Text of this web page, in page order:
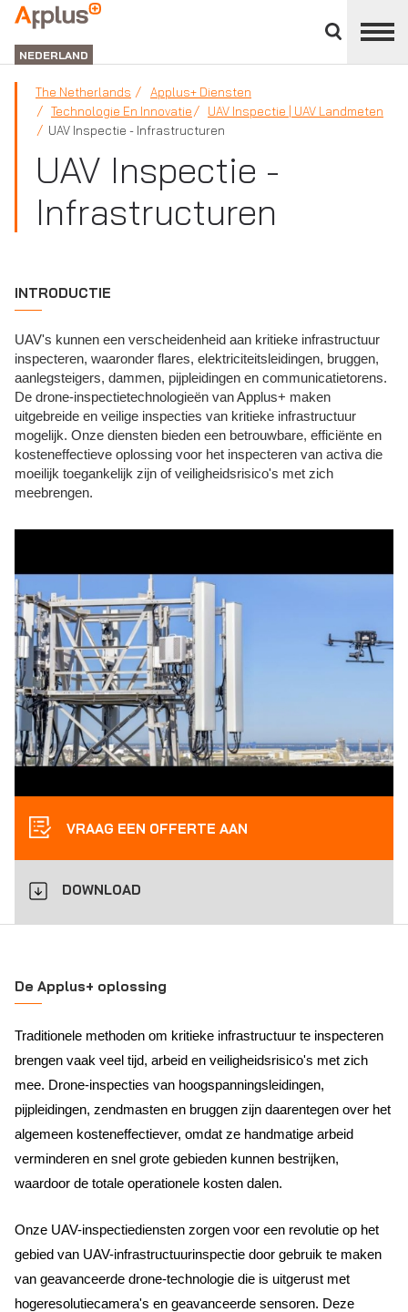
divisions
panel
APPLUS+
NEDERLAND
The Netherlands
Applus+ Diensten
Technologie En Innovatie
UAV Inspectie | UAV Landmeten
UAV Inspectie - Infrastructuren
UAV Inspectie -
Infrastructuren
INTRODUCTIE
UAV's kunnen een verscheidenheid aan kritieke infrastructuur
inspecteren, waaronder flares, elektriciteitsleidingen, bruggen,
aanlegsteigers, dammen, pijpleidingen en communicatietorens.
De drone-inspectietechnologieën van Applus+ maken
uitgebreide en veilige inspecties van kritieke infrastructuur
mogelijk. Onze diensten bieden een betrouwbare, efficiënte en
kosteneffectieve oplossing voor het inspecteren van activa die
moeilijk toegankelijk zijn of veiligheidsrisico's met zich
meebrengen.
VRAAG EEN OFFERTE AAN
DOWNLOAD
De Applus+ oplossing
Traditionele methoden om kritieke infrastructuur te inspecteren
brengen vaak veel tijd, arbeid en veiligheidsrisico's met zich
mee. Drone-inspecties van hoogspanningsleidingen,
pijpleidingen, zendmasten en bruggen zijn daarentegen over het
algemeen kosteneffectiever, omdat ze handmatige arbeid
verminderen en snel grote gebieden kunnen bestrijken,
waardoor de totale operationele kosten dalen.
Onze UAV-inspectiediensten zorgen voor een revolutie op het
gebied van UAV-infrastructuurinspectie door gebruik te maken
van geavanceerde drone-technologie die is uitgerust met
hogeresolutiecamera's en geavanceerde sensoren. Deze